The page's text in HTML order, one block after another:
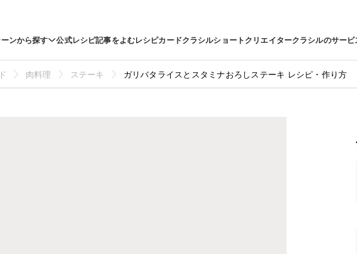
ンから探す 公式レシピ記事をよむレシピカードクラシルショートクリエイタークラシルのサービ
肉料理 ステーキ ガリバタライスとスタミナおろしステーキ レシピ・作り方